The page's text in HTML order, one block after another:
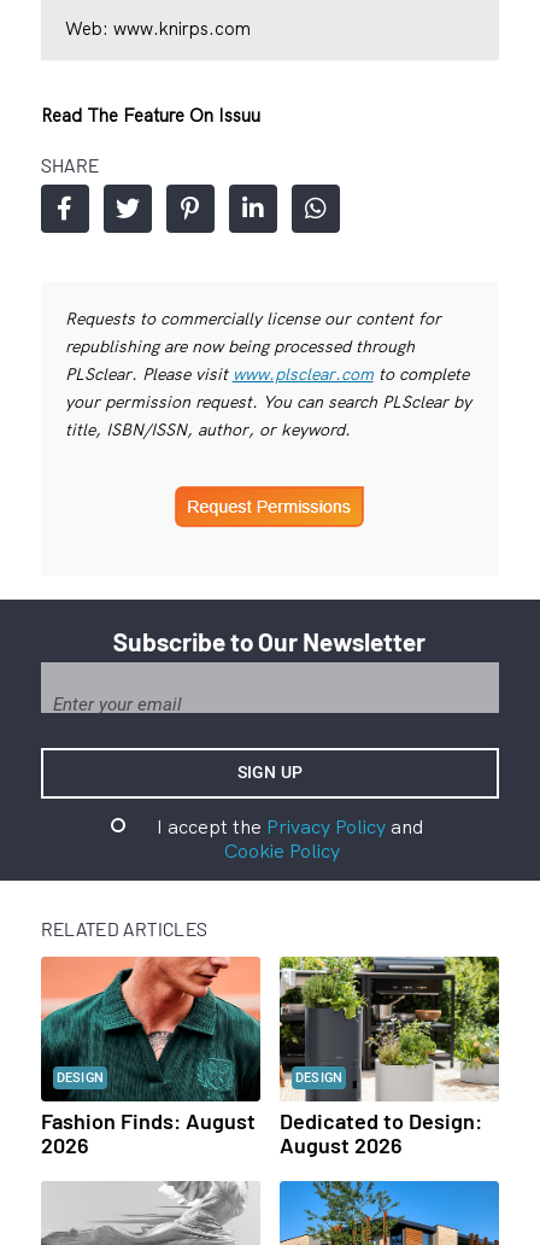
Web: www.knirps.com
Read The Feature On Issuu
SHARE
Requests to commercially license our content for
republishing are now being processed through
PLSclear. Please visit www.plsclear.comto complete
your permission request. You can search PLSclear by
title, ISBN/ISSN, author, or keyword.
Subscribe to Our Newsletter
I accept the Privacy Policyand
Cookie Policy
RELATED ARTICLES
DESIGN
Fashion Finds: August
2026
DESIGN
Dedicated to Design:
August 2026